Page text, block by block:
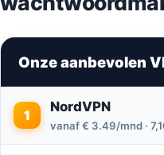
Onze aanbevolen
1
NordVPN
vanaf € 3.49/mnd ·